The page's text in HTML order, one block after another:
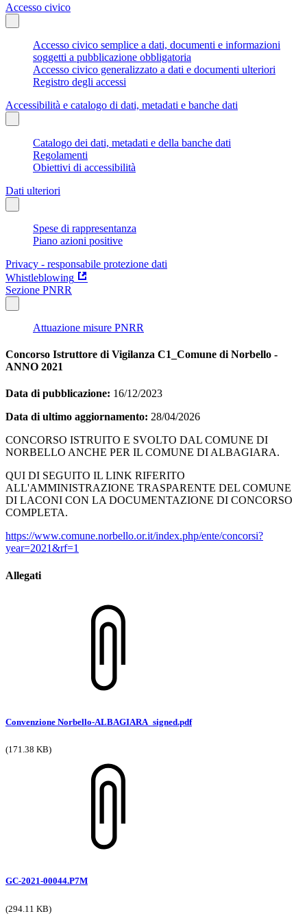
Accesso civico
Accesso civico semplice a dati, documenti e informazioni
soggetti a pubblicazione obbligatoria
Accesso civico generalizzato a dati e documenti ulteriori
Registro degli accessi
Accessibilità e catalogo di dati, metadati e banche dati
Catalogo dei dati, metadati e della banche dati
Regolamenti
Obiettivi di accessibilità
Dati ulteriori
Spese di rappresentanza
Piano azioni positive
Privacy - responsabile protezione dati
Whistleblowing
Sezione PNRR
Attuazione misure PNRR
Concorso Istruttore di Vigilanza C1_Comune di Norbello -
ANNO 2021
Data di pubblicazione: 16/12/2023
Data di ultimo aggiornamento: 28/04/2026
CONCORSO ISTRUITO E SVOLTO DAL COMUNE DI
NORBELLO ANCHE PER IL COMUNE DI ALBAGIARA.
QUI DI SEGUITO IL LINK RIFERITO
ALL'AMMINISTRAZIONE TRASPARENTE DEL COMUNE
DI LACONI CON LA DOCUMENTAZIONE DI CONCORSO
COMPLETA.
https://www.comune.norbello.or.it/index.php/ente/concorsi?
year=2021&rf=1
Allegati
Convenzione Norbello-ALBAGIARA_signed.pdf
(171.38 KB)
GC-2021-00044.P7M
(294.11 KB)